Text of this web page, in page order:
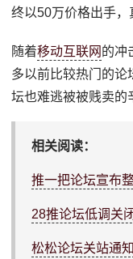
终以50万价格出手，
随着移动互联网 的冲
多以前比较热门的论
坛也难逃被被贱卖的
相关阅读：
推一把论坛宣布
28推论坛低调关闭
松松论坛关站通知